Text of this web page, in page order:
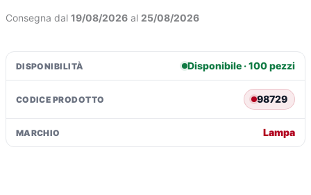
€10,35.
G
Consegna dal 19/08/2026al 25/08/2026
DISPONIBILITÀ Disponibile · 100 pezzi
CODICE PRODOTTO 98729
MARCHIO Lampa